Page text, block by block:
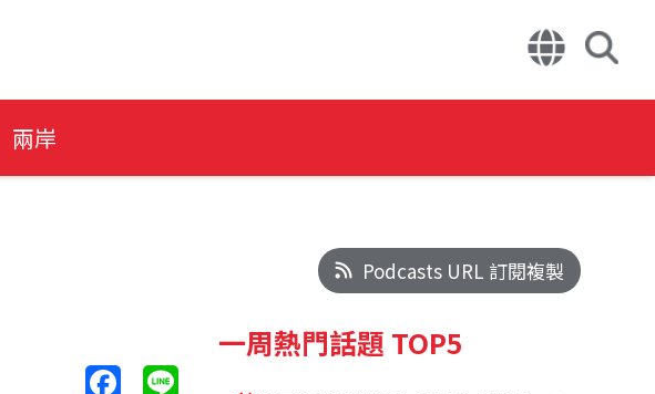
兩岸
Podcasts URL 訂閱複製
一周熱門話題 TOP5